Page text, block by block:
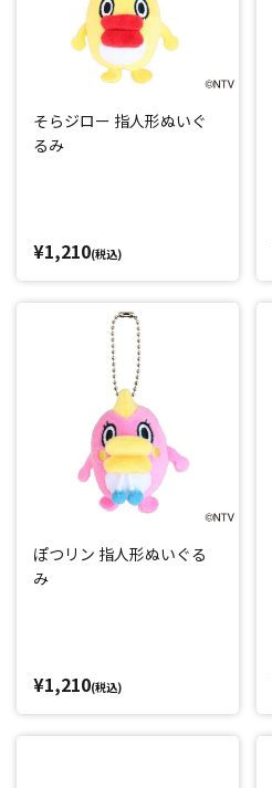
そらジロー 指人形ぬいぐ
るみ
¥1,210(税込)
ぽつリン 指人形ぬいぐる
み
¥1,210(税込)